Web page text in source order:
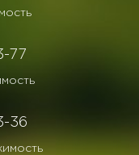
77
36